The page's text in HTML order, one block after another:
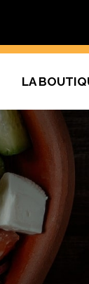
LA